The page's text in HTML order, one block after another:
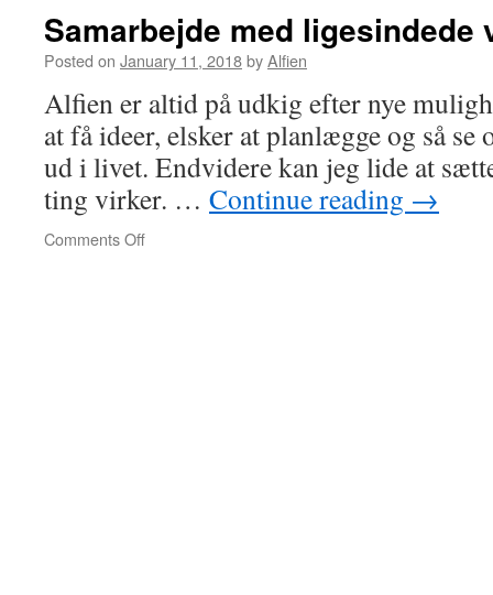
Samarbejde med
Posted on January 11, 2018byAlfien
Alfien er altid på udkig efter nye
at få ideer, elsker at planlægge og så se
ud i livet. Endvidere kan jeg lide at
ting virker. … Continue reading →
Comments Offon